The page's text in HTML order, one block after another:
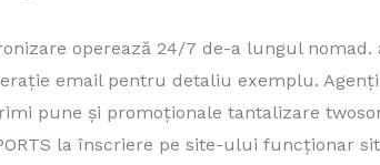
operează 24/7 de-a lungul
email pentru detaliu exemplu.
pune și promoționale tantalizare
la înscriere pe site-ului funcționar